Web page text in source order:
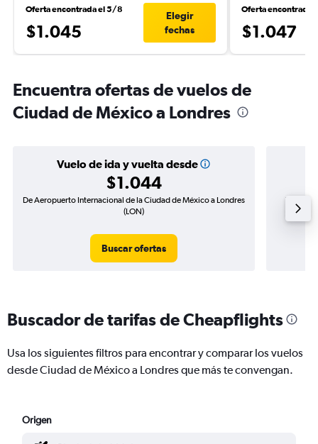
Oferta encontrada el 5/8
$1.045
Elegir
fechas
Oferta encontrada
$1.047
Encuentra ofertas de vuelos de
Ciudad de México a Londres
Vuelo de ida y vuelta desde
$1.044
De Aeropuerto Internacional de la Ciudad de México a Londres
(LON)
Buscar ofertas
Vuelo
Buscador de tarifas de Cheapflights
Usa los siguientes filtros para encontrar y comparar los vuelos
desde Ciudad de México a Londres que más te convengan.
Origen